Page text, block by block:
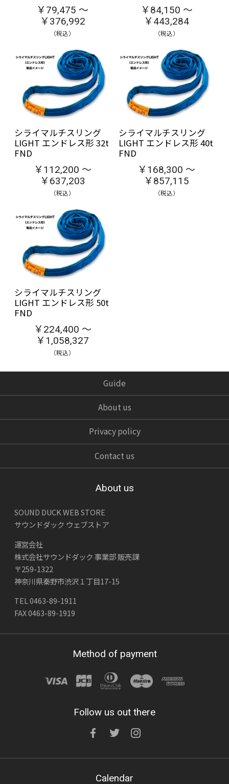
￥79,475 ～
￥376,992
（税込）
￥84,150 ～
￥443,284
（税込）
シライマルチスリング
LIGHT エンドレス形 32t
FND
￥112,200 ～
￥637,203
（税込）
シライマルチスリング
LIGHT エンドレス形 40t
FND
￥168,300 ～
￥857,115
（税込）
シライマルチスリング
LIGHT エンドレス形 50t
FND
￥224,400 ～
￥1,058,327
（税込）
Guide
About us
Privacy policy
Contact us
About us
SOUND DUCK WEB STORE
サウンドダック ウェブストア
運営会社
株式会社サウンドダック 事業部 販売課
〒259-1322
神奈川県秦野市渋沢１丁目17-15
TEL 0463-89-1911
FAX 0463-89-1919
Method of payment
Follow us out there
Calendar